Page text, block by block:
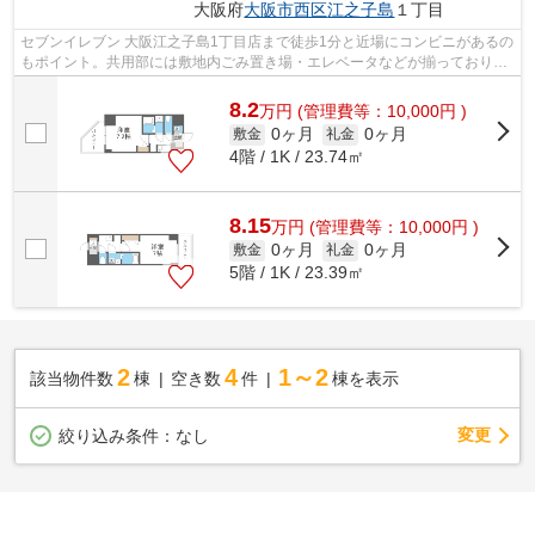
大阪府大阪市西区江之子島 １丁目
セブンイレブン 大阪江之子島1丁目店まで徒歩1分と近場にコンビニがあるの
もポイント。共用部には敷地内ごみ置き場・エレベータなどが揃っておりま
す。外観タイル張りは、マンションの...
8.2万円 (管理費等：10,000円 )
敷金 0ヶ月 礼金 0ヶ月
4階 / 1K / 23.74㎡
8.15万円 (管理費等：10,000円 )
敷金 0ヶ月 礼金 0ヶ月
5階 / 1K / 23.39㎡
該当物件数 2棟 空き数 4 件 1～2 棟を表示
絞り込み条件： なし 変更